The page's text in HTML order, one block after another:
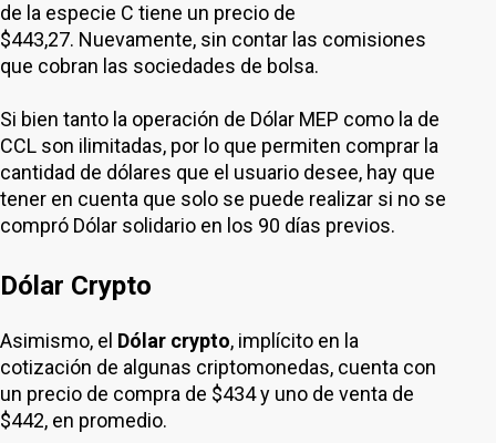
de la especie C tiene un precio de
$443,27. Nuevamente, sin contar las comisiones
que cobran las sociedades de bolsa.
Si bien tanto la operación de Dólar MEP como la de
CCL son ilimitadas, por lo que permiten comprar la
cantidad de dólares que el usuario desee, hay que
tener en cuenta que solo se puede realizar si no se
compró Dólar solidario en los 90 días previos.
Dólar Crypto
Asimismo, el Dólar crypto, implícito en la
cotización de algunas criptomonedas, cuenta con
un precio de compra de $434 y uno de venta de
$442, en promedio.